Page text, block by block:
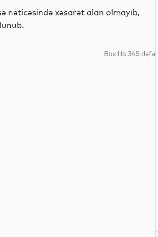
nəticəsində xəsarət alan olmayıb,
Baxılıb: 345 dəfə